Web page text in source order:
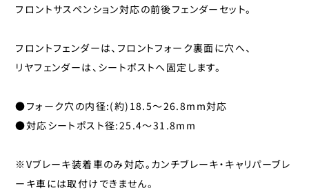
カゴ
子供のせ
補修パーツ
センタン工業
ニッコー
パナソニックサイクルテック
マジックワン
ユニコ
ライトウェイ
フロントサスペンション対応の前後フェンダーセット。
フロントフェンダーは、フロントフォーク裏面に穴へ、
リヤフェンダーは、シートポストへ固定します。
●フォーク穴の内径:(約)18.5～26.8mm対応
●対応シートポスト径:25.4～31.8mm
※Vブレーキ装着車のみ対応。カンチブレーキ・キャリパーブレ
ーキ車には取付けできません。